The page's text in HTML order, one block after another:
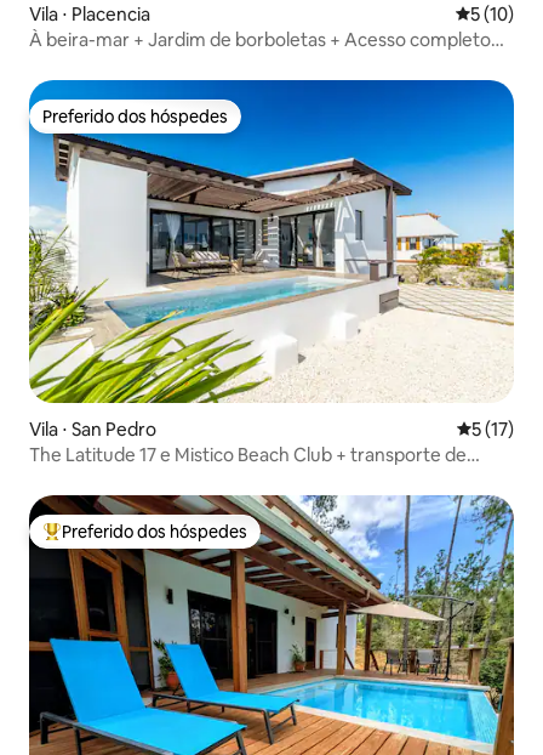
Vila ⋅ Placencia 5 de uma
5 (10)
À beira-mar + Jardim de borboletas + Acesso completo
Preferido dos hóspedes
Preferido dos hóspedes
Vila ⋅ San Pedro 5 de uma
5 (17)
The Latitude 17 e Mistico Beach Club + transporte de
Entre os melhores preferidos dos hóspedes
Preferido dos hóspedes